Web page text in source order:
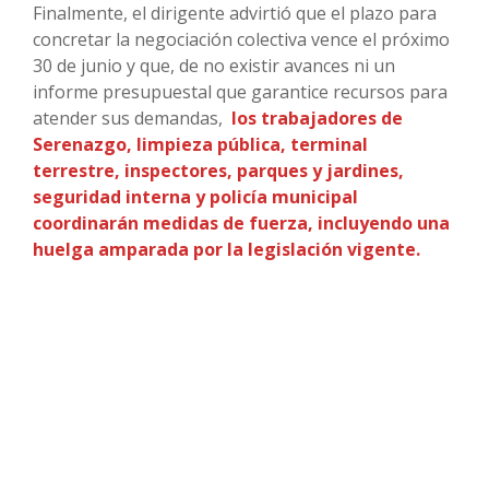
Finalmente, el dirigente advirtió que el plazo para
concretar la negociación colectiva vence el próximo
30 de junio y que, de no existir avances ni un
informe presupuestal que garantice recursos para
atender sus demandas, los trabajadores de
Serenazgo, limpieza pública, terminal
terrestre, inspectores, parques y jardines,
seguridad interna y policía municipal
coordinarán medidas de fuerza, incluyendo una
huelga amparada por la legislación vigente.